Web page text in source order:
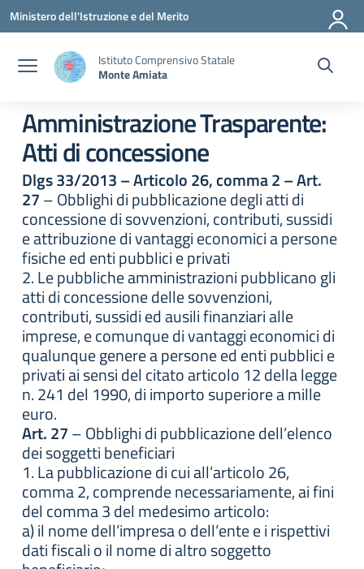
Vai ai contenuti
Vai al menu di navigazione
Vai al footer
Ministero dell'Istruzione e del Merito
Istituto Comprensivo Statale
Monte Amiata
Amministrazione Trasparente:
Atti di concessione
Dlgs 33/2013 – Articolo 26, comma 2 – Art.
27– Obblighi di pubblicazione degli atti di
concessione di sovvenzioni, contributi, sussidi
e attribuzione di vantaggi economici a persone
fisiche ed enti pubblici e privati
2. Le pubbliche amministrazioni pubblicano gli
atti di concessione delle sovvenzioni,
contributi, sussidi ed ausili finanziari alle
imprese, e comunque di vantaggi economici di
qualunque genere a persone ed enti pubblici e
privati ai sensi del citato articolo 12 della legge
n. 241 del 1990, di importo superiore a mille
euro.
Art. 27– Obblighi di pubblicazione dell’elenco
dei soggetti beneficiari
1. La pubblicazione di cui all’articolo 26,
comma 2, comprende necessariamente, ai fini
del comma 3 del medesimo articolo:
a) il nome dell’impresa o dell’ente e i rispettivi
dati fiscali o il nome di altro soggetto